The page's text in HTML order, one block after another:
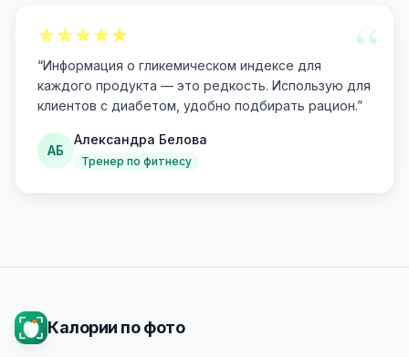
“
“Информация о гликемическом индексе для
каждого продукта — это редкость. Использую для
клиентов с диабетом, удобно подбирать рацион.”
АБ
Александра Белова
Тренер по фитнесу
Калории по фото